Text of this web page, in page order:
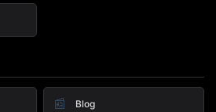
📰 Blog